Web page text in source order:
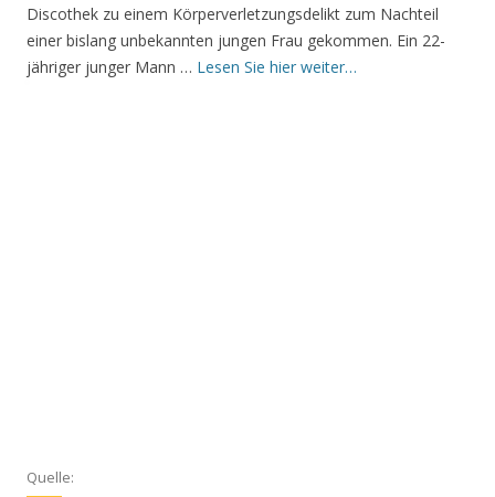
Discothek zu einem Körperverletzungsdelikt zum Nachteil
einer bislang unbekannten jungen Frau gekommen. Ein 22-
jähriger junger Mann … Lesen Sie hier weiter…
Quelle: